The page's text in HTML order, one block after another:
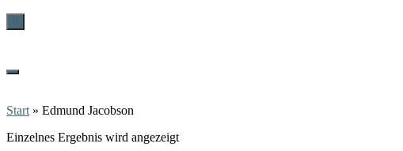
Start » Edmund Jacobson
Einzelnes Ergebnis wird angezeigt